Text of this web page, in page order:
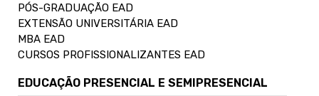
PÓS-GRADUAÇÃO EAD
EXTENSÃO UNIVERSITÁRIA EAD
MBA EAD
CURSOS PROFISSIONALIZANTES EAD
EDUCAÇÃO PRESENCIAL E SEMIPRESENCIAL